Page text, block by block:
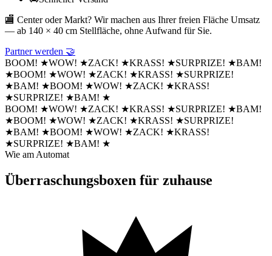
🏬 Center oder Markt? Wir machen aus Ihrer freien Fläche Umsatz
— ab 140 × 40 cm Stellfläche, ohne Aufwand für Sie.
Partner werden 🤝
BOOM! ★WOW! ★ZACK! ★KRASS! ★SURPRIZE! ★BAM!
★BOOM! ★WOW! ★ZACK! ★KRASS! ★SURPRIZE!
★BAM! ★BOOM! ★WOW! ★ZACK! ★KRASS!
★SURPRIZE! ★BAM! ★
BOOM! ★WOW! ★ZACK! ★KRASS! ★SURPRIZE! ★BAM!
★BOOM! ★WOW! ★ZACK! ★KRASS! ★SURPRIZE!
★BAM! ★BOOM! ★WOW! ★ZACK! ★KRASS!
★SURPRIZE! ★BAM! ★
Wie am Automat
Überraschungsboxen für zuhause